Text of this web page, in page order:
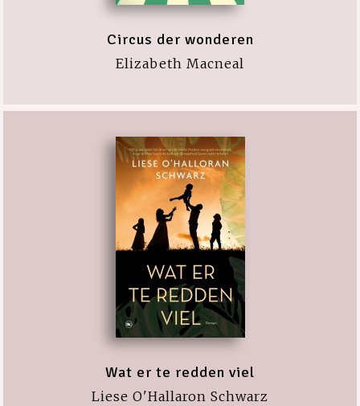
Circus der wonderen
Elizabeth Macneal
Wat er te redden viel
Liese O'Hallaron Schwarz